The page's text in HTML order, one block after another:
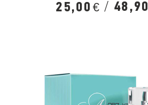
25,00 € / 48,90